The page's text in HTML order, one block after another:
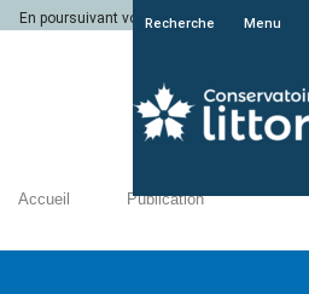
En poursuivant votre navigation sur le site
Recherche Menu
Accueil Publication